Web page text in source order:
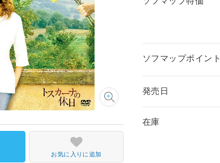
ソフマップポイント
発売日
在庫
お気に入りに追加